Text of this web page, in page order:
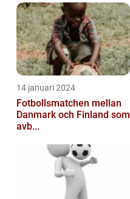
14 januari 2024
Fotbollsmatchen mellan
Danmark och Finland som
avb...